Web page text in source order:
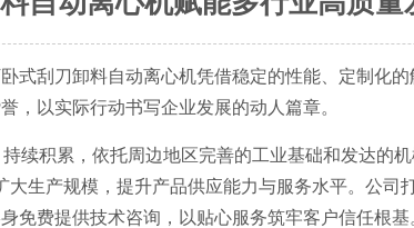
式刮刀卸料自动离心机凭借稳定的性能、定制化
，以实际行动书写企业发展的动人篇章。
续积累，依托周边地区完善的工业基础和发达的
生产规模，提升产品供应能力与服务水平。公司
免费提供技术咨询，以贴心服务筑牢客户信任根基